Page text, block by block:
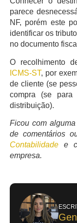
parece
NF, porém este
identificar os
no documento
O recolhimento
ICMS-ST, por
de cliente (se
compra (se
distribuição).
Ficou com
de comentários
Contabilidade e
empresa.